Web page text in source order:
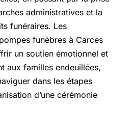
administratives et la
funéraires. Les
funèbres à Carces
un soutien émotionnel et
aux familles endeuillées,
dans les étapes
d’une cérémonie